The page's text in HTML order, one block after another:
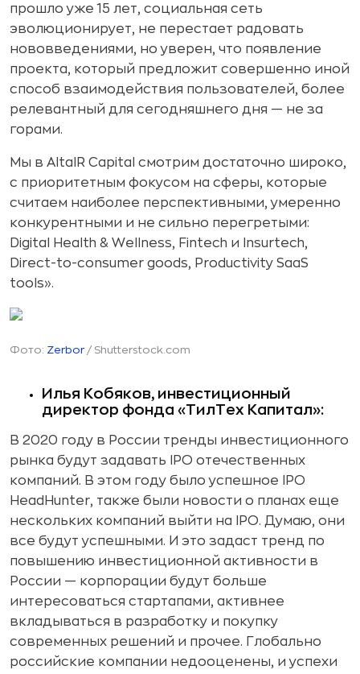
прошло уже 15 лет, социальная сеть
эволюционирует, не перестает радовать
нововведениями, но уверен, что появление
проекта, который предложит совершенно иной
способ взаимодействия пользователей, более
релевантный для сегодняшнего дня — не за
горами.
Мы в AltaIR Capital смотрим достаточно широко,
с приоритетным фокусом на сферы, которые
считаем наиболее перспективными, умеренно
конкурентными и не сильно перегретыми:
Digital Health & Wellness, Fintech и Insurtech,
Direct-to-consumer goods, Productivity SaaS
tools».
Фото: Zerbor / Shutterstock.com
Илья Кобяков, инвестиционный
директор фонда «ТилТех Капитал»:
В 2020 году в России тренды инвестиционного
рынка будут задавать IPO отечественных
компаний. В этом году было успешное IPO
HeadHunter, также были новости о планах еще
нескольких компаний выйти на IPO. Думаю, они
все будут успешными. И это задаст тренд по
повышению инвестиционной активности в
России — корпорации будут больше
интересоваться стартапами, активнее
вкладываться в разработку и покупку
современных решений и прочее. Глобально
российские компании недооценены, и успехи